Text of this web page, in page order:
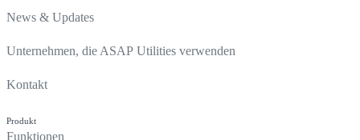
News & Updates
Unternehmen, die ASAP Utilities verwenden
Kontakt
Produkt
Funktionen